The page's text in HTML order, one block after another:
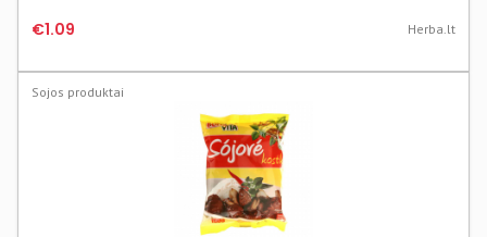
€1.09 Herba.lt
Sojos produktai